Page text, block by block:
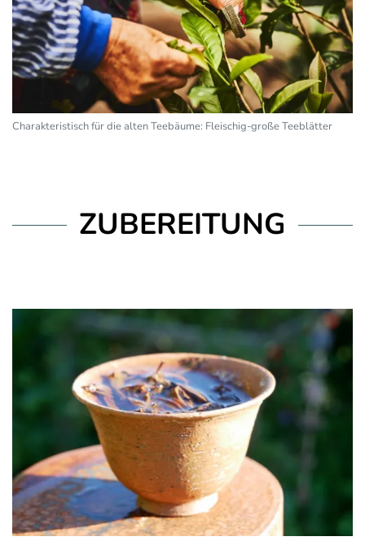
Charakteristisch für die alten Teebäume: Fleischig-große Teeblätter
ZUBEREITUNG